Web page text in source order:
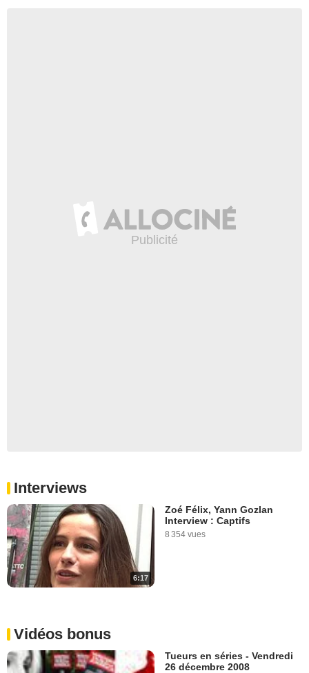
Interviews
6:17
Zoé Félix, Yann Gozlan
Interview : Captifs
8 354 vues
Vidéos bonus
Tueurs en séries - Vendredi
26 décembre 2008